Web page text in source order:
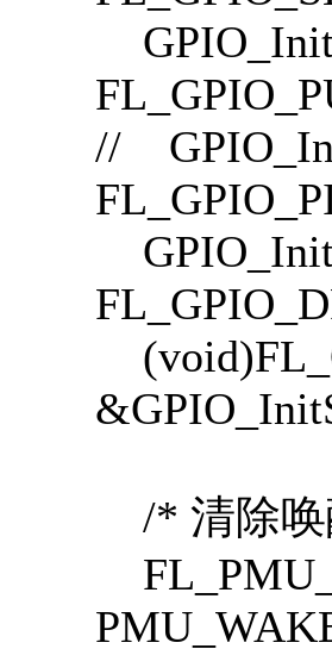
//
/* 清除唤